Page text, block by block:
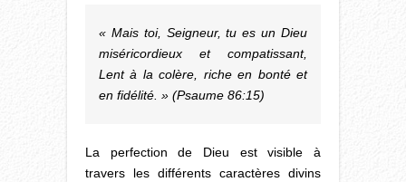
« Mais toi, Seigneur, tu es un Dieu
miséricordieux et compatissant,
Lent à la colère, riche en bonté et
en fidélité. » (Psaume 86:15)
La perfection de Dieu est visible à
travers les différents caractères divins